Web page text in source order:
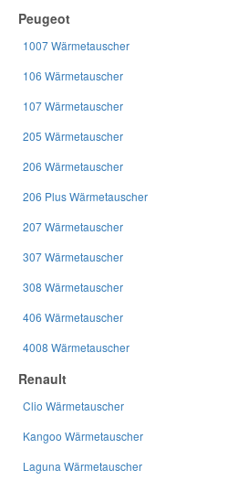
Peugeot
1007 Wärmetauscher
106 Wärmetauscher
107 Wärmetauscher
205 Wärmetauscher
206 Wärmetauscher
206 Plus Wärmetauscher
207 Wärmetauscher
307 Wärmetauscher
308 Wärmetauscher
406 Wärmetauscher
4008 Wärmetauscher
Renault
Clio Wärmetauscher
Kangoo Wärmetauscher
Laguna Wärmetauscher